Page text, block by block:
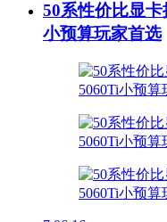
50系性价比显
小预算玩家首选